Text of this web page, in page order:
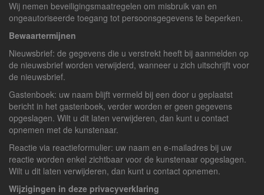
Wij nemen beveiligingsmaatregelen om misbruik van en
ongeautoriseerde toegang tot persoonsgegevens te beperken.
Bewaartermijnen
Nieuwsbrief: de gegevens die u verstrekt heeft bij aanmelden op
de nieuwsbrief worden verwijderd, wanneer u zich uitschrijft voor
de nieuwsbrief.
Gastenboek: uw naam blijft vermeld bij een door u geplaatst
bericht in het gastenboek, verder worden er geen gegevens
opgeslagen. Wilt u dit laten verwijderen, dan kunt u contact
opnemen met de kunstenaar.
Reactie via reactieformulier: uw naam en e-mailadres bij uw
reactie worden enkel zichtbaar voor de kunstenaar opgeslagen.
Wilt u dit laten verwijderen, dan kunt u contact opnemen.
Wijzigingen in deze privacyverklaring